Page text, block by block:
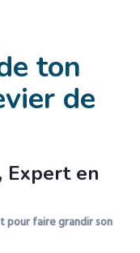
ton
de
Expert en
pour faire grandir son